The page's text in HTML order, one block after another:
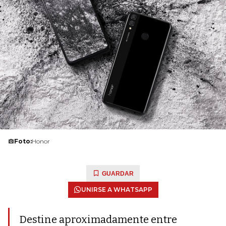
Foto:Honor
GUARDAR
UNIRSE A WHATSAPP
Destine aproximadamente entre